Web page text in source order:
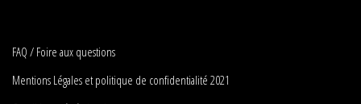
FAQ / Foire aux questions
Mentions Légales et politique de confidentialité 2021